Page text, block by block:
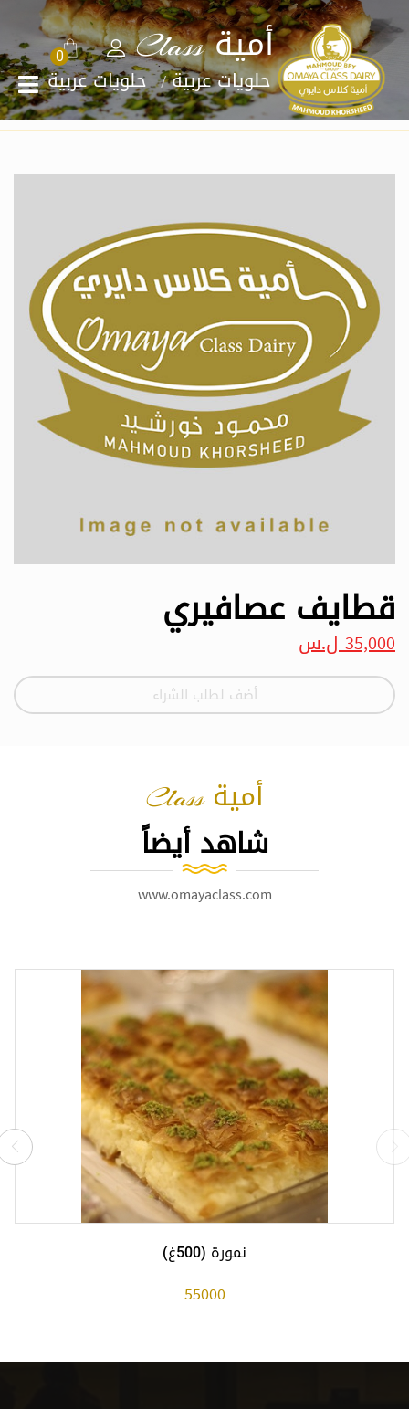
0 أمية Class
الرئيسية حلويات عربية حلويات عربية
قطايف عصافيري
35,000 ل.س
أضف لطلب الشراء
أمية Class
شاهد أيضاً
www.omayaclass.com
نمورة (500غ)
55000